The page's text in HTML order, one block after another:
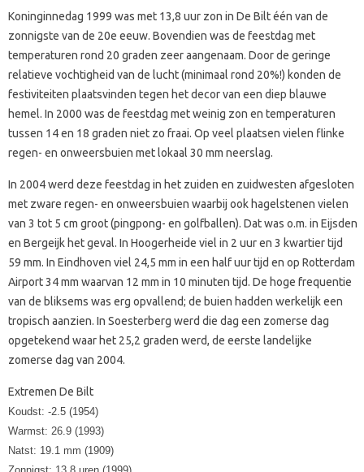
Koninginnedag 1999 was met 13,8 uur zon in De Bilt één van de
zonnigste van de 20e eeuw. Bovendien was de feestdag met
temperaturen rond 20 graden zeer aangenaam. Door de geringe
relatieve vochtigheid van de lucht (minimaal rond 20%!) konden de
festiviteiten plaatsvinden tegen het decor van een diep blauwe
hemel. In 2000 was de feestdag met weinig zon en temperaturen
tussen 14 en 18 graden niet zo fraai. Op veel plaatsen vielen flinke
regen- en onweersbuien met lokaal 30 mm neerslag.
In 2004 werd deze feestdag in het zuiden en zuidwesten afgesloten
met zware regen- en onweersbuien waarbij ook hagelstenen vielen
van 3 tot 5 cm groot (pingpong- en golfballen). Dat was o.m. in Eijsden
en Bergeijk het geval. In Hoogerheide viel in 2 uur en 3 kwartier tijd
59 mm. In Eindhoven viel 24,5 mm in een half uur tijd en op Rotterdam
Airport 34 mm waarvan 12 mm in 10 minuten tijd. De hoge frequentie
van de bliksems was erg opvallend; de buien hadden werkelijk een
tropisch aanzien. In Soesterberg werd die dag een zomerse dag
opgetekend waar het 25,2 graden werd, de eerste landelijke
zomerse dag van 2004.
Extremen De Bilt
Koudst: -2.5 (1954)
Warmst: 26.9 (1993)
Natst: 19.1 mm (1909)